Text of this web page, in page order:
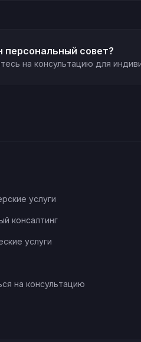
персональный совет?
на консультацию для
услуги
консалтинг
услуги
на консультацию